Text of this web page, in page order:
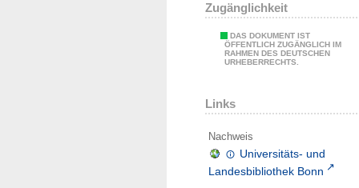
Zugänglichkeit
DAS DOKUMENT IST
ÖFFENTLICH ZUGÄNGLICH IM
RAHMEN DES DEUTSCHEN
URHEBERRECHTS.
Links
Nachweis
Universitäts- und
Landesbibliothek Bonn